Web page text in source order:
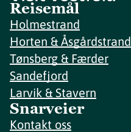
Reisemål
Holmestrand
Horten & Åsgårdstrand
Tønsberg & Færder
Sandefjord
Larvik & Stavern
Snarveier
Kontakt oss